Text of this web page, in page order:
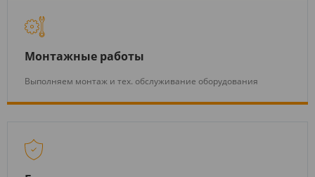
Монтажные работы
Выполняем монтаж и тех. обслуживание оборудования